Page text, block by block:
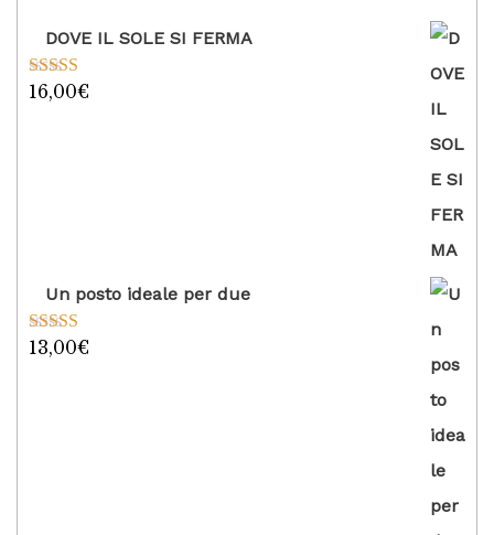
DOVE IL SOLE SI FERMA
Valutato
16,00€
Un posto ideale per due
Valutato
13,00€